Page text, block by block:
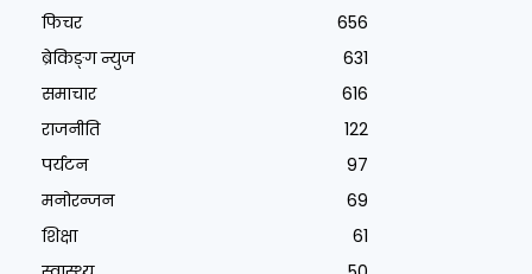
फिचर
656
ब्रेकिङ्ग न्युज
631
समाचार
616
राजनीति
122
पर्यटन
97
मनोरन्जन
69
शिक्षा
61